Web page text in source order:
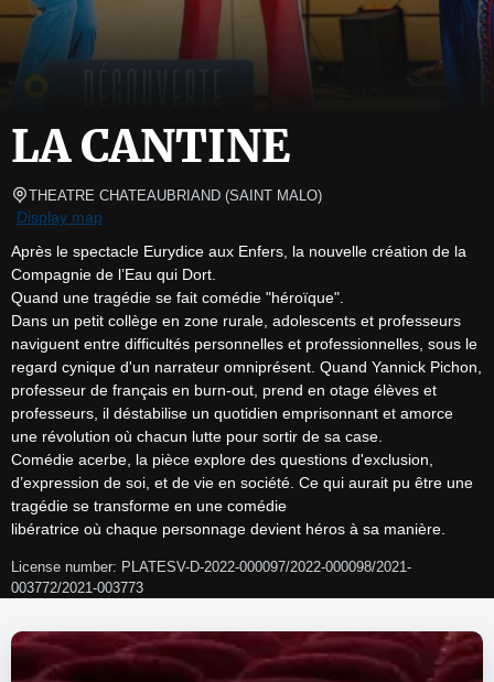
LA CANTINE
THEATRE CHATEAUBRIAND (SAINT MALO)
Display map
Après le spectacle Eurydice aux Enfers, la nouvelle création de la
Compagnie de l’Eau qui Dort.
Quand une tragédie se fait comédie "héroïque".
Dans un petit collège en zone rurale, adolescents et professeurs
naviguent entre difficultés personnelles et professionnelles, sous le
regard cynique d'un narrateur omniprésent. Quand Yannick Pichon,
professeur de français en burn-out, prend en otage élèves et
professeurs, il déstabilise un quotidien emprisonnant et amorce
une révolution où chacun lutte pour sortir de sa case.
Comédie acerbe, la pièce explore des questions d'exclusion,
d’expression de soi, et de vie en société. Ce qui aurait pu être une
tragédie se transforme en une comédie
libératrice où chaque personnage devient héros à sa manière.
License number: PLATESV-D-2022-000097/2022-000098/2021-
003772/2021-003773